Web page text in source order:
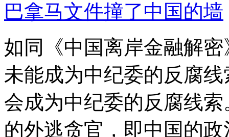
巴拿马文件撞了中国的墙
如同《中国离岸金融解
未能成为中纪委的反腐
会成为中纪委的反腐线
的外逃贪官，即中国的